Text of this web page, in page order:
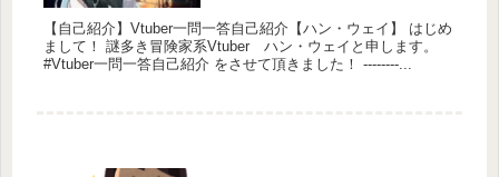
【固定あいさつ👇】
🐕初め：ただいま
🐕終わり：いってきます
【自己紹介】Vtuber一問一答自己紹介【ハン・ウェイ】 はじめ
まして！ 謎多き冒険家系Vtuber ハン・ウェイと申します。
#Vtuber一問一答自己紹介 をさせて頂きました！ --------...